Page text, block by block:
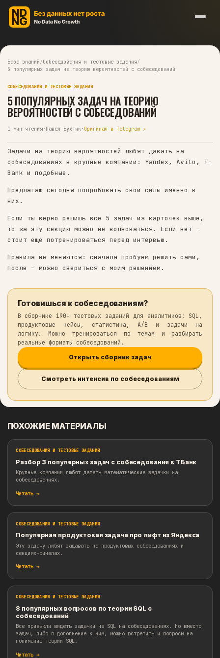
5 популярных задач на теорию вероятностей с собеседований
СОБЕСЕДОВАНИЯ И ТЕСТОВЫЕ ЗАДАНИЯ
5 ПОПУЛЯРНЫХ ЗАДАЧ НА ТЕОРИЮ
ВЕРОЯТНОСТЕЙ С СОБЕСЕДОВАНИЙ
собеседованиях в крупные компании:
Предлагаю сегодня попробовать свои силы
них.
Если ты верно решишь все 5 задач из
стоит еще потренироваться перед интервью.
Правила не меняются: сначала пробуем
после – можно свериться с моим решением.
Готовишься к собеседованиям?
В сборнике 190+ тестовых заданий для
продуктовые кейсы, статистика, A/B и
логику. Можно тренироваться по темам и
Смотреть интенсив по собеседованиям
ПОХОЖИЕ МАТЕРИАЛЫ
СОБЕСЕДОВАНИЯ И ТЕСТОВЫЕ ЗАДАНИЯ
Разбор 3 популярных задач с собеседования в
Крупные компании любят давать математические задачки на
собеседованиях.
Читать →
СОБЕСЕДОВАНИЯ И ТЕСТОВЫЕ ЗАДАНИЯ
Популярная продуктовая задача про лифт из